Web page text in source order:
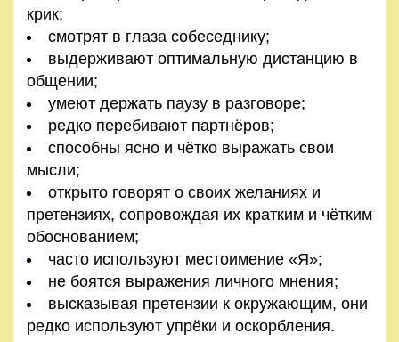
крик;
смотрят в глаза собеседнику;
выдерживают оптимальную дистанцию в
общении;
умеют держать паузу в разговоре;
редко перебивают партнёров;
способны ясно и чётко выражать свои
мысли;
открыто говорят о своих желаниях и
претензиях, сопровождая их кратким и чётким
обоснованием;
часто используют местоимение «Я»;
не боятся выражения личного мнения;
высказывая претензии к окружающим, они
редко используют упрёки и оскорбления.